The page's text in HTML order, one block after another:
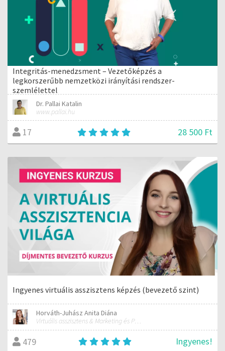
Integritás-menedzsment – Vezetőképzés a
legkorszerűbb nemzetközi irányítási rendszer-
szemlélettel
Dr. Pallai Katalin
www.pallai.hu
17 28 500 Ft
Ingyenes virtuális asszisztens képzés (bevezető szint)
Horváth-Juhász Anita Diána
Virtuális asszisztens & Marketing és PR szakember
479 Ingyenes!